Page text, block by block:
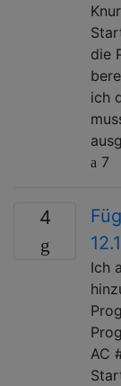
die
ich
7
4
Ich
AC